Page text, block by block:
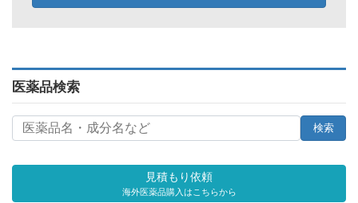
医薬品検索
見積もり依頼
海外医薬品購入はこちらから